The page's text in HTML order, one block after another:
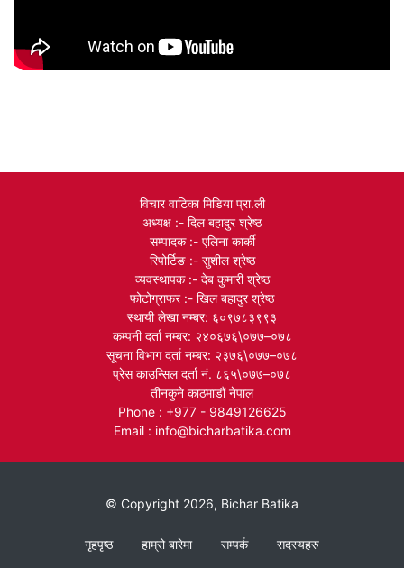
विचार वाटिका मिडिया प्रा.ली
अध्यक्ष :- दिल बहादुर श्रेष्ठ
सम्पादक :- एलिना कार्की
रिपोर्टिङ :- सुशील श्रेष्ठ
व्यवस्थापक :- देब कुमारी श्रेष्ठ
फोटोग्राफर :- खिल बहादुर श्रेष्ठ
स्थायी लेखा नम्बर: ६०९७८३९९३
कम्पनी दर्ता नम्बर: २४०६७६\०७७–०७८
सूचना विभाग दर्ता नम्बर: २३७६\०७७–०७८
प्रेस काउन्सिल दर्ता नं. ८६५\०७७–०७८
तीनकुने काठमाडौं नेपाल
Phone : +977 - 9849126625
Email : info@bicharbatika.com
© Copyright 2026, Bichar Batika
गृहपृष्ठ हाम्रो बारेमा सम्पर्क सदस्यहरु